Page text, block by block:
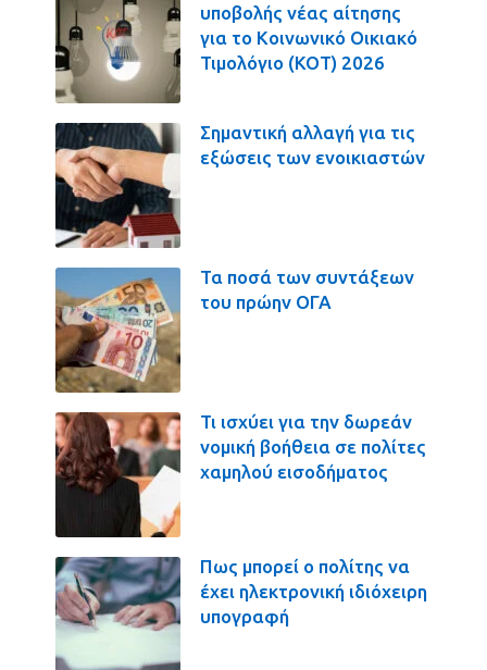
υποβολής νέας αίτησης
για το Κοινωνικό Οικιακό
Τιμολόγιο (ΚΟΤ) 2026
Σημαντική αλλαγή για τις
εξώσεις των ενοικιαστών
Τα ποσά των συντάξεων
του πρώην ΟΓΑ
Τι ισχύει για την δωρεάν
νομική βοήθεια σε πολίτες
χαμηλού εισοδήματος
Πως μπορεί ο πολίτης να
έχει ηλεκτρονική ιδιόχειρη
υπογραφή